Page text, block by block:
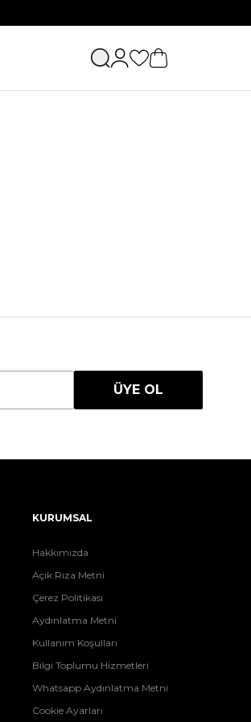
ÜYE OL
KURUMSAL
Hakkımızda
Açık Rıza Metni
Çerez Politikası
Aydınlatma Metni
Kullanım Koşulları
Bilgi Toplumu Hizmetleri
Whatsapp Aydınlatma Metni
Cookie Ayarları